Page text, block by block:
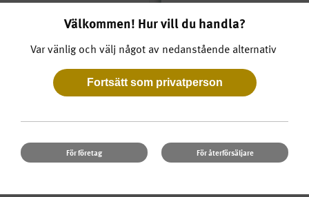
Välkommen! Hur vill du handla?
Var vänlig och välj något av nedanstående alternativ
För företag För återförsäljare